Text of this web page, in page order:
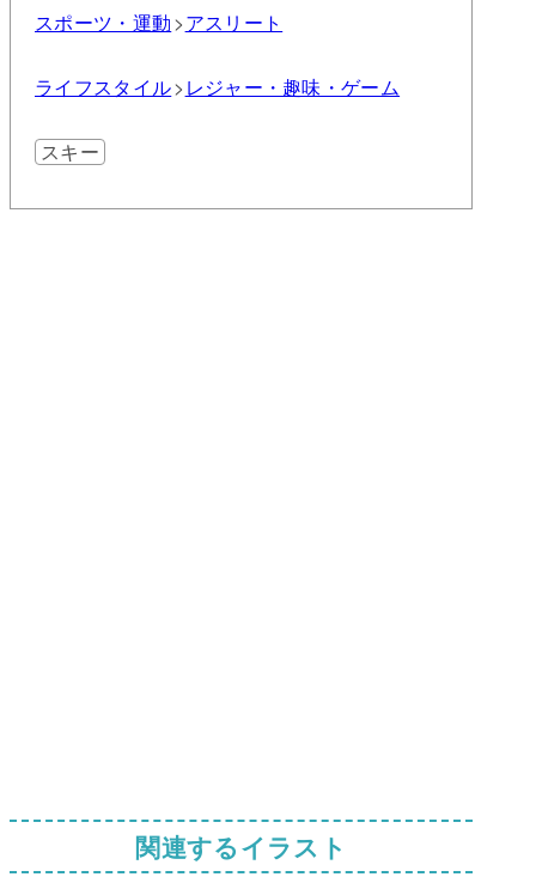
スポーツ・運動 アスリート
ライフスタイル レジャー・趣味・ゲーム
スキー
関連するイラスト